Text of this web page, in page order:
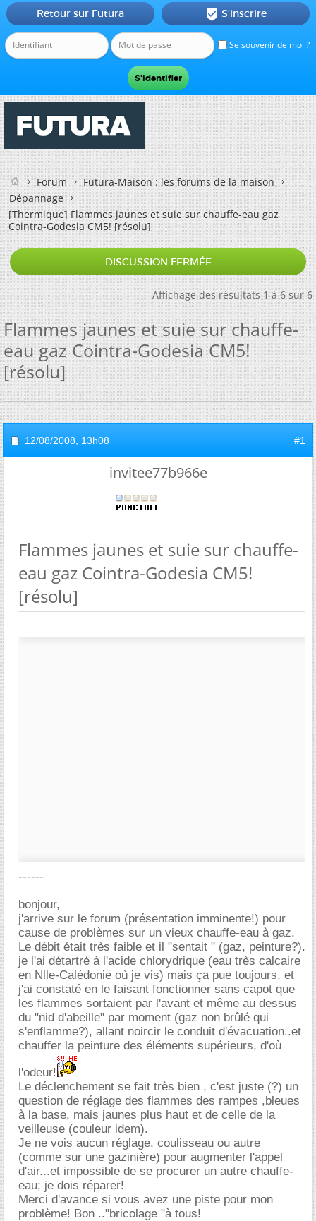
Se souvenir de moi ?
Retour sur Futura  S'inscrire
Forum
Futura-Maison : les forums de la maison
Dépannage
[Thermique]Flammes jaunes et suie sur chauffe-eau gaz
Cointra-Godesia CM5! [résolu]
DISCUSSION FERMÉE
Affichage des résultats 1 à 6 sur 6
Flammes jaunes et suie sur chauffe-
eau gaz Cointra-Godesia CM5!
[résolu]
12/08/2008, 13h08 #1
invitee77b966e
Flammes jaunes et suie sur chauffe-
eau gaz Cointra-Godesia CM5!
[résolu]
------
bonjour,
j'arrive sur le forum (présentation imminente!) pour
cause de problèmes sur un vieux chauffe-eau à gaz.
Le débit était très faible et il "sentait " (gaz, peinture?).
je l'ai détartré à l'acide chlorydrique (eau très calcaire
en Nlle-Calédonie où je vis) mais ça pue toujours, et
j'ai constaté en le faisant fonctionner sans capot que
les flammes sortaient par l'avant et même au dessus
du "nid d'abeille" par moment (gaz non brûlé qui
s'enflamme?), allant noircir le conduit d'évacuation..et
chauffer la peinture des éléments supérieurs, d'où
l'odeur!
Le déclenchement se fait très bien , c'est juste (?) un
question de réglage des flammes des rampes ,bleues
à la base, mais jaunes plus haut et de celle de la
veilleuse (couleur idem).
Je ne vois aucun réglage, coulisseau ou autre
(comme sur une gazinière) pour augmenter l'appel
d'air...et impossible de se procurer un autre chauffe-
eau; je dois réparer!
Merci d'avance si vous avez une piste pour mon
problème! Bon .."bricolage "à tous!